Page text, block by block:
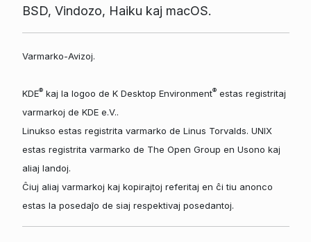
BSD, Vindozo, Haiku kaj macOS.
Varmarko-Avizoj.
KDE®kaj la logoo de K Desktop Environment®estas registritaj
varmarkoj de KDE e.V..
Linukso estas registrita varmarko de Linus Torvalds. UNIX
estas registrita varmarko de The Open Group en Usono kaj
aliaj landoj.
Ĉiuj aliaj varmarkoj kaj kopirajtoj referitaj en ĉi tiu anonco
estas la posedaĵo de siaj respektivaj posedantoj.